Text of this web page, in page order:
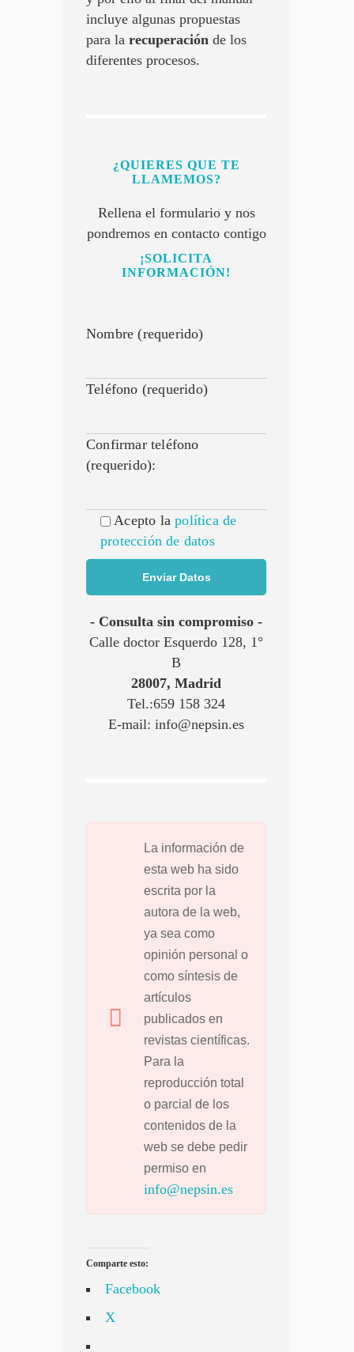
incluye algunas propuestas
para la recuperación de los
diferentes procesos.
¿QUIERES QUE TE
LLAMEMOS?
Rellena el formulario y nos
pondremos en contacto contigo
¡SOLICITA
INFORMACIÓN!
Nombre (requerido)
Teléfono (requerido)
Confirmar teléfono
(requerido):
Acepto lapolítica de
protección de datos
- Consulta sin compromiso -
Calle doctor Esquerdo 128, 1°
B
28007, Madrid
Tel.:659 158 324
E-mail: info@nepsin.es
La información de
esta web ha sido
escrita por la
autora de la web,
ya sea como
opinión personal o
como síntesis de
artículos
publicados en
revistas científicas.
Para la
reproducción total
o parcial de los
contenidos de la
web se debe pedir
permiso en
info@nepsin.es
Comparte esto:
Facebook
X